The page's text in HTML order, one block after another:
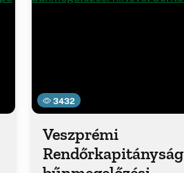
3432
Veszprémi
Rendőrkapitányság